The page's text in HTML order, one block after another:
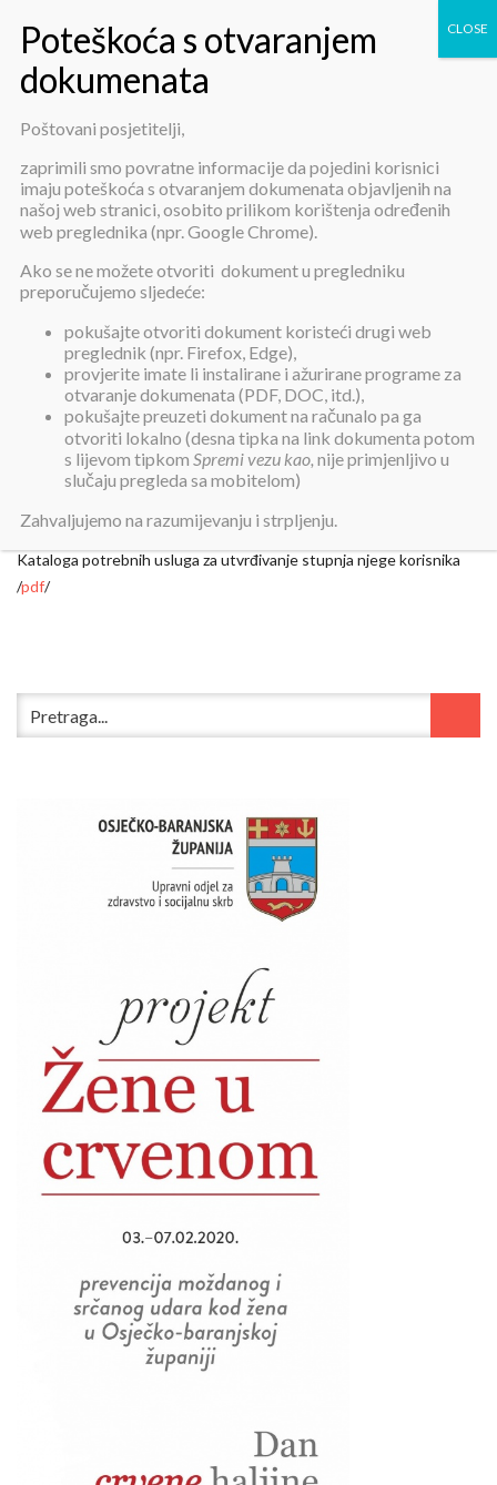
Kataloga potrebnih usluga za
utvrđivanje stupnja njege
korisnika
Kataloga potrebnih usluga za
utvrđivanje stupnja njege korisnika
Objavljeno:31. srpnja 2023.
Kataloga potrebnih usluga za utvrđivanje stupnja njege korisnika
/pdf/
Poštovani posjetitelji,
zaprimili smo povratne informacije da pojedini korisnici
imaju poteškoća s otvaranjem dokumenata objavljenih na
našoj web stranici, osobito prilikom korištenja određenih
web preglednika (npr. Google Chrome).
Ako se ne možete otvoriti dokument u pregledniku
preporučujemo sljedeće:
pokušajte otvoriti dokument koristeći drugi web
preglednik (npr. Firefox, Edge),
provjerite imate li instalirane i ažurirane programe za
otvaranje dokumenata (PDF, DOC, itd.),
pokušajte preuzeti dokument na računalo pa ga
otvoriti lokalno (desna tipka na link dokumenta potom
s lijevom tipkom Spremi vezu kao, nije primjenljivo u
slučaju pregleda sa mobitelom)
Zahvaljujemo na razumijevanju i strpljenju.